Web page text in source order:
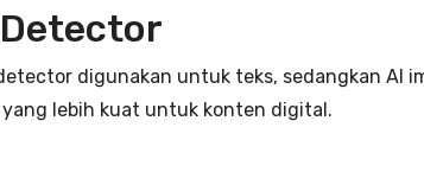
digunakan untuk teks, sedangkan AI
lebih kuat untuk konten digital.